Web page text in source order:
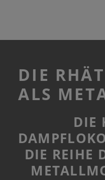
DIE
ALS
DIE
DIE REIHE